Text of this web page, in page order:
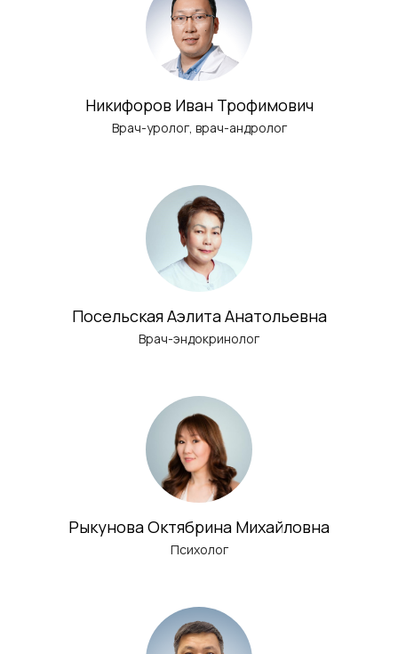
Никифоров Иван Трофимович
Врач-уролог, врач-андролог
Посельская Аэлита Анатольевна
Врач-эндокринолог
Рыкунова Октябрина Михайловна
Психолог